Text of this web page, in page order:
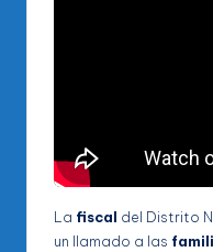
La fiscal del Distrito
un llamado a las